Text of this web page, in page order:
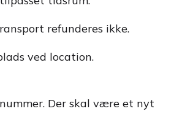
refunderes ikke.
ved location.
Der skal være et nyt